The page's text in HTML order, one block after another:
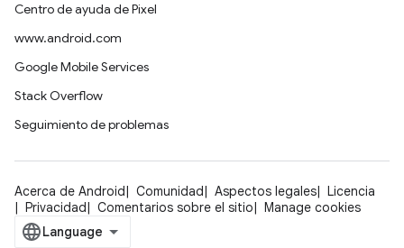
Centro de ayuda de Pixel
www.android.com
Google Mobile Services
Stack Overflow
Seguimiento de problemas
Acerca de Android Comunidad Aspectos legales
Licencia
Privacidad
Comentarios sobre el sitio Manage cookies